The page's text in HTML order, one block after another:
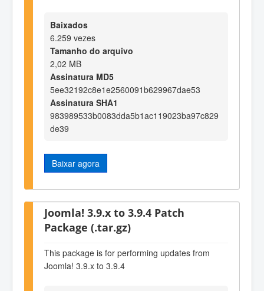
Baixados
6.259 vezes
Tamanho do arquivo
2,02 MB
Assinatura MD5
5ee32192c8e1e2560091b629967dae53
Assinatura SHA1
983989533b0083dda5b1ac119023ba97c829
de39
Baixar agora
Joomla! 3.9.x to 3.9.4 Patch
Package (.tar.gz)
This package is for performing updates from
Joomla! 3.9.x to 3.9.4